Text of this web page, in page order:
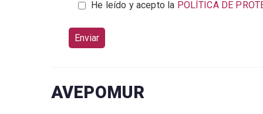
He leído y acepto la POLÍTICA DE
AVEPOMUR